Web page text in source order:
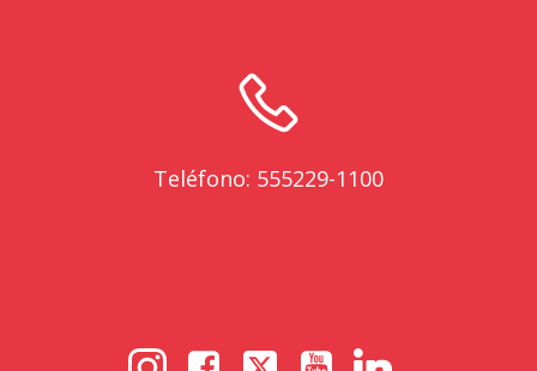
Teléfono: 555229-1100